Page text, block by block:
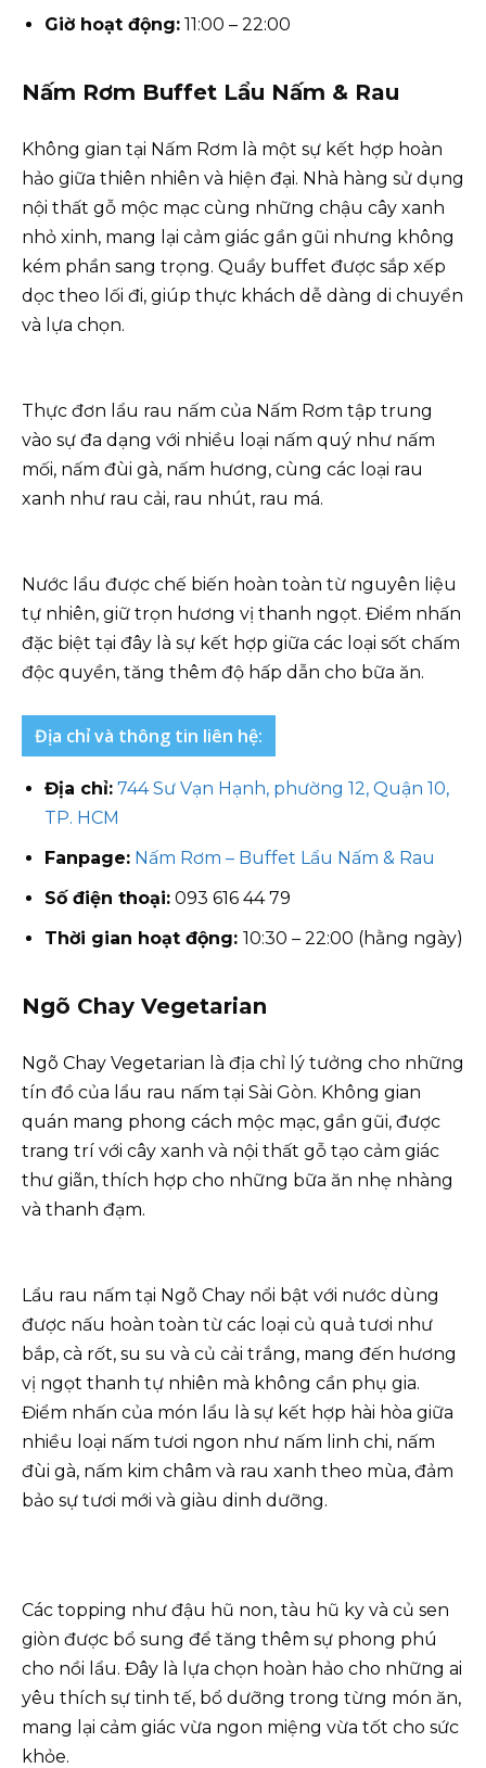
Giờ hoạt động: 11:00 – 22:00
Nấm Rơm Buffet Lẩu Nấm & Rau
Không gian tại Nấm Rơm là một sự kết hợp hoàn
hảo giữa thiên nhiên và hiện đại. Nhà hàng sử dụng
nội thất gỗ mộc mạc cùng những chậu cây xanh
nhỏ xinh, mang lại cảm giác gần gũi nhưng không
kém phần sang trọng. Quầy buffet được sắp xếp
dọc theo lối đi, giúp thực khách dễ dàng di chuyển
và lựa chọn.
Thực đơn lẩu rau nấm của Nấm Rơm tập trung
vào sự đa dạng với nhiều loại nấm quý như nấm
mối, nấm đùi gà, nấm hương, cùng các loại rau
xanh như rau cải, rau nhút, rau má.
Nước lẩu được chế biến hoàn toàn từ nguyên liệu
tự nhiên, giữ trọn hương vị thanh ngọt. Điểm nhấn
đặc biệt tại đây là sự kết hợp giữa các loại sốt chấm
độc quyền, tăng thêm độ hấp dẫn cho bữa ăn.
Địa chỉ và thông tin liên hệ:
Địa chỉ: 744 Sư Vạn Hạnh, phường 12, Quận 10,
TP. HCM
Fanpage: Nấm Rơm – Buffet Lẩu Nấm & Rau
Số điện thoại: 093 616 44 79
Thời gian hoạt động: 10:30 – 22:00 (hằng ngày)
Ngõ Chay Vegetarian
Ngõ Chay Vegetarian là địa chỉ lý tưởng cho những
tín đồ của lẩu rau nấm tại Sài Gòn. Không gian
quán mang phong cách mộc mạc, gần gũi, được
trang trí với cây xanh và nội thất gỗ tạo cảm giác
thư giãn, thích hợp cho những bữa ăn nhẹ nhàng
và thanh đạm.
Lẩu rau nấm tại Ngõ Chay nổi bật với nước dùng
được nấu hoàn toàn từ các loại củ quả tươi như
bắp, cà rốt, su su và củ cải trắng, mang đến hương
vị ngọt thanh tự nhiên mà không cần phụ gia.
Điểm nhấn của món lẩu là sự kết hợp hài hòa giữa
nhiều loại nấm tươi ngon như nấm linh chi, nấm
đùi gà, nấm kim châm và rau xanh theo mùa, đảm
bảo sự tươi mới và giàu dinh dưỡng.
Các topping như đậu hũ non, tàu hũ ky và củ sen
giòn được bổ sung để tăng thêm sự phong phú
cho nồi lẩu. Đây là lựa chọn hoàn hảo cho những ai
yêu thích sự tinh tế, bổ dưỡng trong từng món ăn,
mang lại cảm giác vừa ngon miệng vừa tốt cho sức
khỏe.